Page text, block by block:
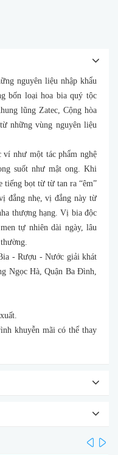
nguyên liệu nhập khẩu
bốn loại hoa bia quý tộc
lũng Zatec, Cộng hòa
những vùng nguyên liệu
như một tác phẩm nghệ
suốt như mật ong. Khi
tiếng bọt từ từ tan ra “êm”
đắng nhẹ, vị đắng này từ
thượng hạng. Vị bia độc
tự nhiên dài ngày, lâu
- Rượu - Nước giải khát
Ngọc Hà, Quận Ba Đình,
khuyễn mãi có thể thay
prev